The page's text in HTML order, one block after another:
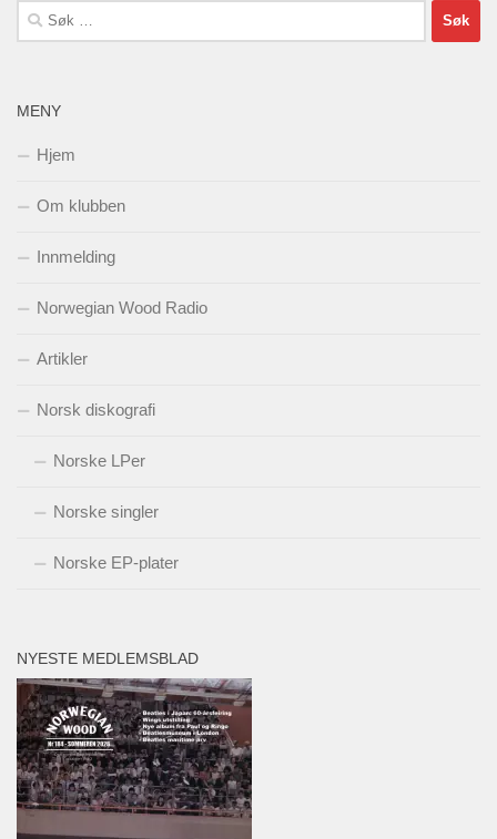
Søk
etter:
MENY
Hjem
Om klubben
Innmelding
Norwegian Wood Radio
Artikler
Norsk diskografi
Norske LPer
Norske singler
Norske EP-plater
NYESTE MEDLEMSBLAD